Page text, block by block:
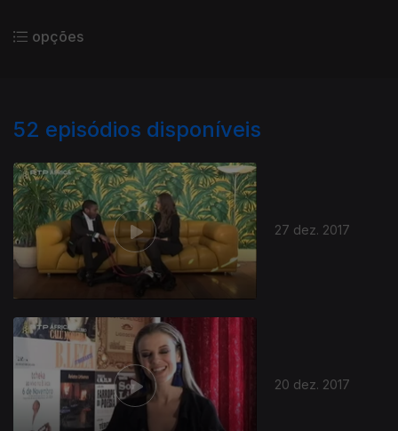
opções
52 episódios disponíveis
27 dez. 2017
20 dez. 2017